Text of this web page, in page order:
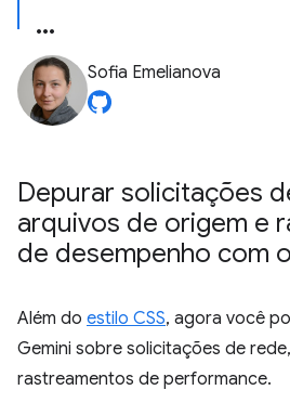
Sofia Emelianova
Depurar solicitações
arquivos de origem e
de desempenho com
Além do estilo CSS, agora você
Gemini sobre solicitações de
rastreamentos de performance.